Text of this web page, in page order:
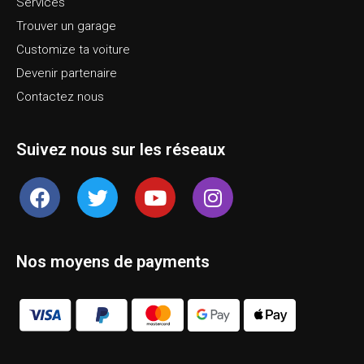
Trouver un garage
Customize ta voiture
Devenir partenaire
Contactez nous
Suivez nous sur les réseaux
Nos moyens de payments